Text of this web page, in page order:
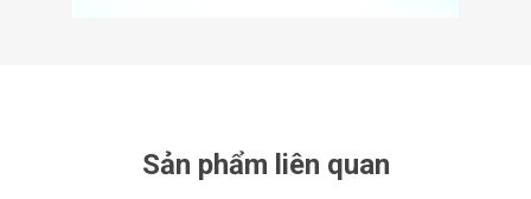
Sản phẩm liên quan